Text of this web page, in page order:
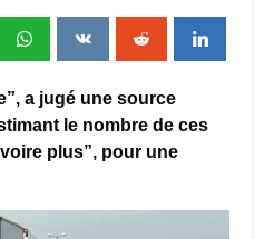
a jugé une source
le nombre de ces
plus”, pour une